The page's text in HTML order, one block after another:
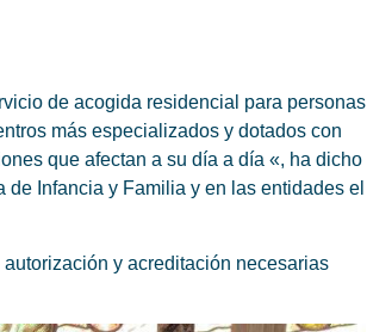
de acogida residencial para personas
más especializados y dotados con
que afectan a su día a día «, ha dicho
Infancia y Familia y en las entidades el
y acreditación necesarias